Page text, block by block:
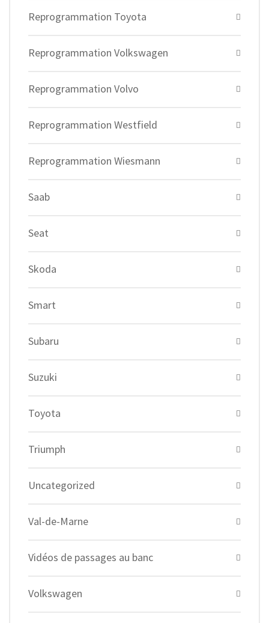
Reprogrammation Toyota
Reprogrammation Volkswagen
Reprogrammation Volvo
Reprogrammation Westfield
Reprogrammation Wiesmann
Saab
Seat
Skoda
Smart
Subaru
Suzuki
Toyota
Triumph
Uncategorized
Val-de-Marne
Vidéos de passages au banc
Volkswagen